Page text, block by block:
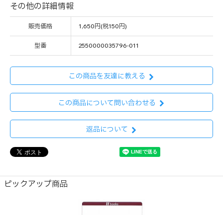
その他の詳細情報
販売価格 1,650円(税150円)
型番 2550000035796-011
この商品を友達に教える
この商品について問い合わせる
返品について
ピックアップ商品